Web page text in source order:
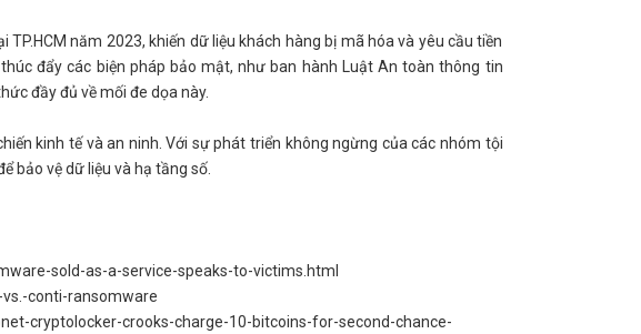
năm 2023, khiến dữ liệu khách hàng bị mã hóa và yêu cầu tiền
đẩy các biện pháp bảo mật, như ban hành Luật An toàn thông tin
đầy đủ về mối đe dọa này.
kinh tế và an ninh. Với sự phát triển không ngừng của các nhóm tội
bảo vệ dữ liệu và hạ tầng số.
sold-as-a-service-speaks-to-victims.html
conti-ransomware
cryptolocker-crooks-charge-10-bitcoins-for-second-chance-